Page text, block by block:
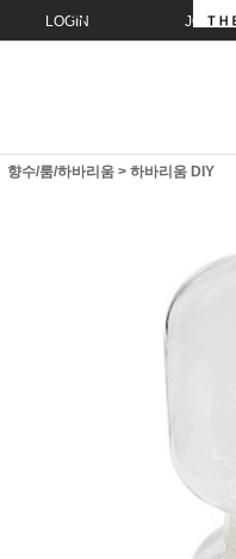
LOGIN JOIN
향수/룸/하바리움 > 하바리움 DIY